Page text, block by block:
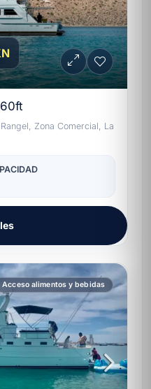
Zona Comercial, La
Acceso alimentos y bebidas